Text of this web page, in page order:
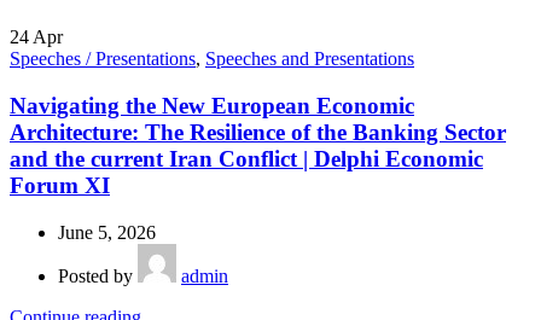
24 Apr
Speeches / Presentations, Speeches and Presentations
Navigating the New European Economic
Architecture: The Resilience of the Banking Sector
and the current Iran Conflict | Delphi Economic
Forum XI
June 5, 2026
Posted by
admin